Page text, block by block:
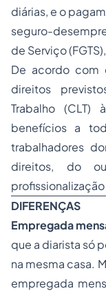
diárias, e o
seguro-
de Serviço
De acordo com
direitos
Trabalho (CLT)
benefícios a
trabalhadores
direitos, do
DIFERENÇAS
Empregada
que a diarista só
na mesma casa.
empregada